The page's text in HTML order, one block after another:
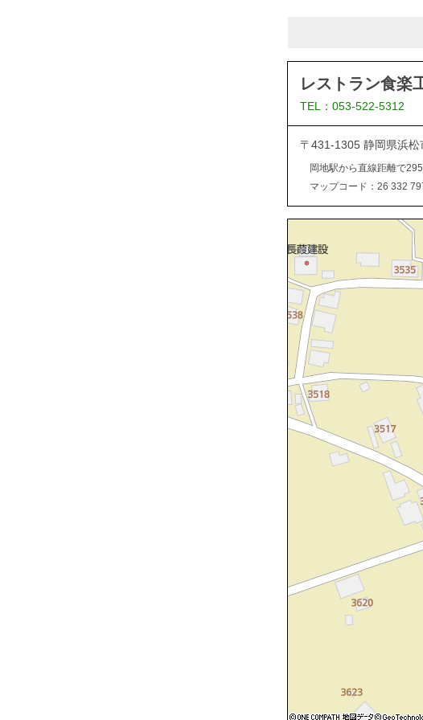
レストラン食楽
TEL：053-522-5312
〒431-1305 静岡県浜
岡地駅から直線距離で
マップコード：26 332